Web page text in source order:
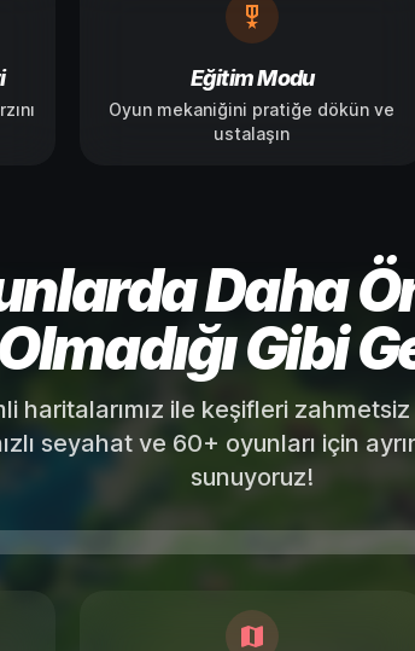
Eğitim Modu
Oyun mekaniğini pratiğe dökün ve
ustalaşın
Daha
Olmadığı Gibi
haritalarımız ile keşifleri
seyahat ve 60+ oyunları için
sunuyoruz!